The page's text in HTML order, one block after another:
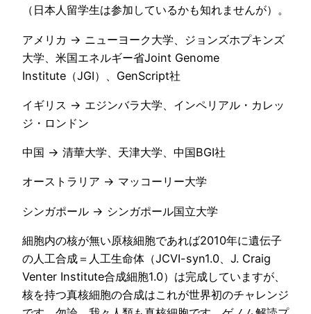
（日本人留学生は参加しているかも知れませんが）。
アメリカ → ニューヨーク大学、ジョンズホプキンズ
大学、米国エネルギー省Joint Genome
Institute（JGI）、GenScript社
イギリス → エジンバラ大学、インペリアル・カレッ
ジ・ロンドン
中国 → 清華大学、天津大学、中国BGI社
オーストラリア → マッコーリー大学
シンガポール → シンガポール国立大学
細胞内の核が無い原核細胞であれば2010年に遺伝子
の人工合成＝人工生命体（JCVI-syn1.0、J. Craig
Venter Institute合成細胞1.0）は完成していますが、
核を持つ真核細胞の合成はこれが世界初のチャレンジ